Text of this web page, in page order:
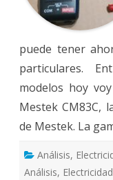
puede tener
particulares.
modelos hoy
Mestek CM83C,
de Mestek. La
Análisis,
Análisis, Electricidad